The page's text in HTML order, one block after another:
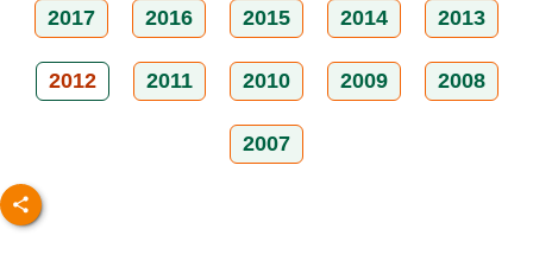
2017 2016 2015 2014 2013
2012 2011 2010 2009 2008
2007